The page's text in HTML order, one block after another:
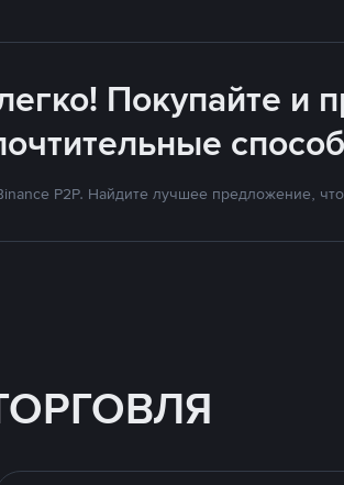
Покупайте и
P2P. Найдите лучшее предложение,